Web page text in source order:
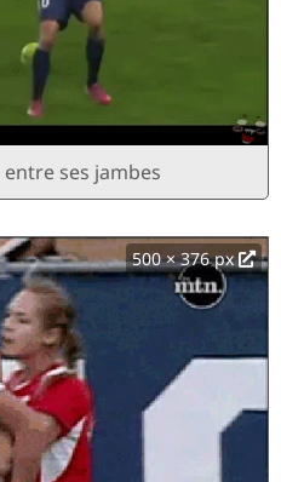
ses jambes
500 × 376 px